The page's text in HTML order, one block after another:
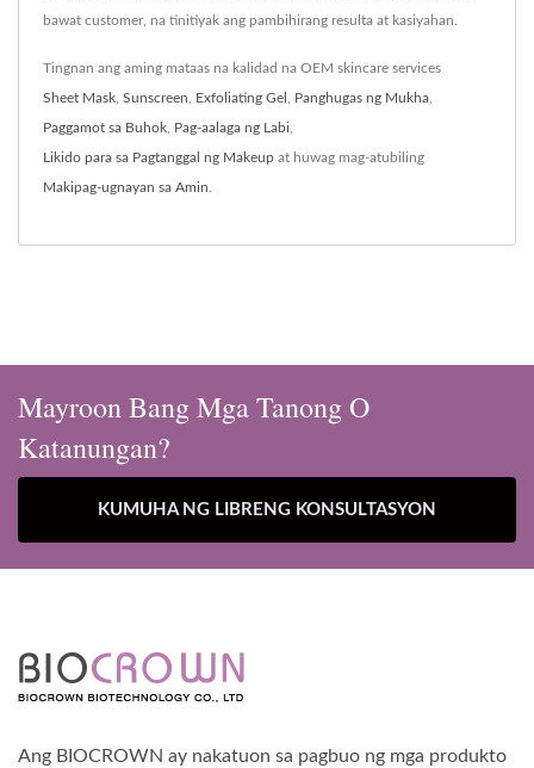
bawat customer, na tinitiyak ang pambihirang resulta at kasiyahan.
Tingnan ang aming mataas na kalidad na OEM skincare services
Sheet Mask, Sunscreen, Exfoliating Gel , Panghugas ng Mukha,
Paggamot sa Buhok, Pag-aalaga ng Labi,
Likido para sa Pagtanggal ng Makeup at huwag mag-atubiling
Makipag-ugnayan sa Amin.
Mayroon Bang Mga Tanong O
Katanungan?
KUMUHA NG LIBRENG KONSULTASYON
Ang BIOCROWN ay nakatuon sa pagbuo ng mga produkto